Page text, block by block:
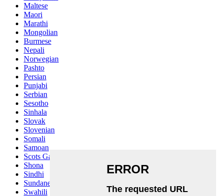
Maltese
Maori
Marathi
Mongolian
Burmese
Nepali
Norwegian
Pashto
Persian
Punjabi
Serbian
Sesotho
Sinhala
Slovak
Slovenian
Somali
Samoan
Scots Gaelic
Shona
Sindhi
Sundanese
Swahili